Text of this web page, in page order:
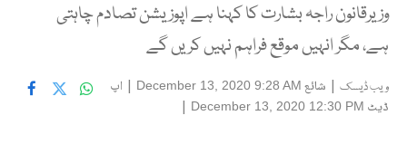
وزیرقانون راجہ بشارت کا کہنا ہے اپوزیشن تصادم چاہتی
ہے، مگر انہیں موقع فراہم نہیں کریں گے
ویب ڈیسک | شائع December 13, 2020 9:28 AM
| اپ
ڈیٹ December 13, 2020 12:30 PM
|